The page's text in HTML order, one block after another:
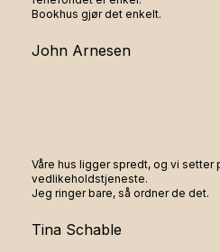
Bookhus gjør det enkelt.
John Arnesen
Våre hus ligger spredt, og vi setter
vedlikeholdstjeneste.
Jeg ringer bare, så ordner de det.
Tina Schable